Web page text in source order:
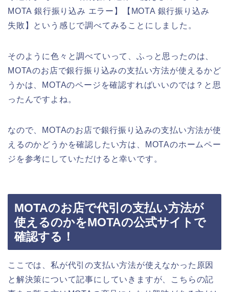
MOTA 銀行振り込み エラー】【MOTA 銀行振り込み
失敗】という感じで調べてみることにしました。
そのように色々と調べていって、ふっと思ったのは、
MOTAのお店で銀行振り込みの支払い方法が使えるかど
うかは、MOTAのページを確認すればいいのでは？と思
ったんですよね。
なので、MOTAのお店で銀行振り込みの支払い方法が使
えるのかどうかを確認したい方は、MOTAのホームペー
ジを参考にしていただけると幸いです。
MOTAのお店で代引の支払い方法が
使えるのかをMOTAの公式サイトで
確認する！
ここでは、私が代引の支払い方法が使えなかった原因
と解決策について記事にしていきますが、こちらの記